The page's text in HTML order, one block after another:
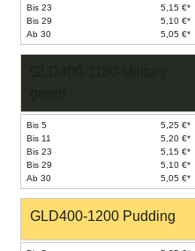
Bis 23
5,15 €*
Bis 29
5,10 €*
Ab 30
5,05 €*
Bis 5
5,25 €*
Bis 11
5,20 €*
Bis 23
5,15 €*
Bis 29
5,10 €*
Ab 30
5,05 €*
GLD400-1200 Pudding